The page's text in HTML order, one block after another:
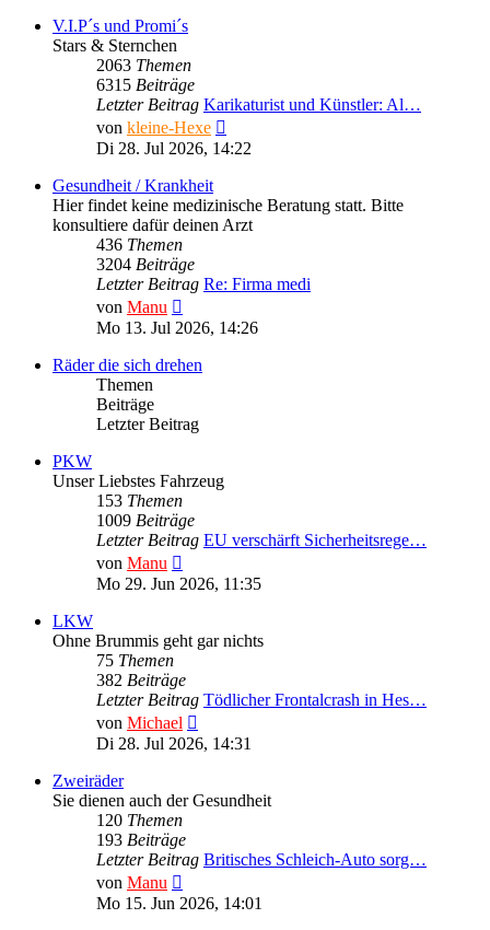
V.I.P´s und Promi´s
Stars & Sternchen
2063 Themen
6315 Beiträge
Letzter Beitrag Karikaturist und Künstler: Al…
von kleine-Hexe
Beitrag
Di 28. Jul 2026, 14:22
Gesundheit / Krankheit
Hier findet keine medizinische Beratung statt. Bitte
konsultiere dafür deinen Arzt
436 Themen
3204 Beiträge
Letzter Beitrag Re: Firma medi
von Manu
Beitrag
Mo 13. Jul 2026, 14:26
Räder die sich drehen
Themen
Beiträge
Letzter Beitrag
PKW
Unser Liebstes Fahrzeug
153 Themen
1009 Beiträge
Letzter Beitrag EU verschärft Sicherheitsrege…
von Manu
Beitrag
Mo 29. Jun 2026, 11:35
LKW
Ohne Brummis geht gar nichts
75 Themen
382 Beiträge
Letzter Beitrag Tödlicher Frontalcrash in Hes…
von Michael
Beitrag
Di 28. Jul 2026, 14:31
Zweiräder
Sie dienen auch der Gesundheit
120 Themen
193 Beiträge
Letzter Beitrag Britisches Schleich-Auto sorg…
von Manu
Beitrag
Mo 15. Jun 2026, 14:01